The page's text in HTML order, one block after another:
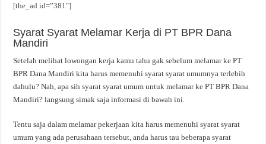
[the_ad id=”381″]
Syarat Syarat Melamar Kerja di PT BPR Dana
Mandiri
Setelah melihat lowongan kerja kamu tahu gak sebelum melamar ke PT
BPR Dana Mandiri kita harus memenuhi syarat syarat umumnya terlebih
dahulu? Nah, apa sih syarat syarat umum untuk melamar ke PT BPR Dana
Mandiri? langsung simak saja informasi di bawah ini.
Tentu saja dalam melamar pekerjaan kita harus memenuhi syarat syarat
umum yang ada perusahaan tersebut, anda harus tau beberapa syarat